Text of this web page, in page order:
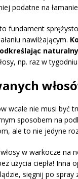
podatne na
fundament
nawilżającym.
np. raz w tygodniu.
wcale nie musi być
sposobem na
ale to nie jedyne
w warkocze
użycia ciepła! Inna
sięgnij po